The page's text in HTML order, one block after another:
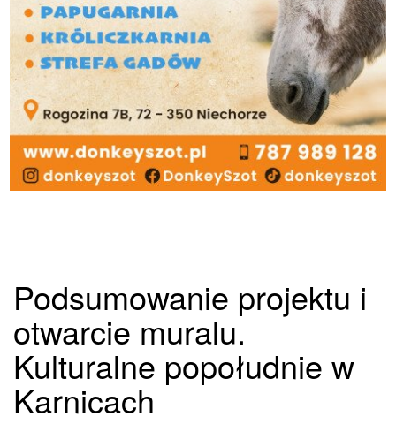
Podsumowanie projektu i
otwarcie muralu.
Kulturalne popołudnie w
Karnicach